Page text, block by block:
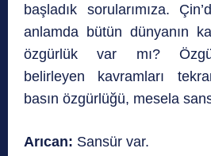
başladık sorularımıza.
anlamda bütün dünyanın
özgürlük var mı?
belirleyen kavramları
basın özgürlüğü, mesela
Arıcan: Sansür var.